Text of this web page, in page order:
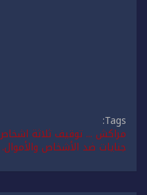
Tags:
مراكش ... توقيف ثلاثة
جنايات ضد الأشخاص والأموال.